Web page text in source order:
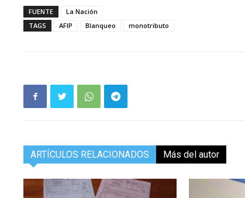
FUENTE
La Nación
TAGS
AFIP Blanqueo monotributo
ARTÍCULOS RELACIONADOS Más del autor